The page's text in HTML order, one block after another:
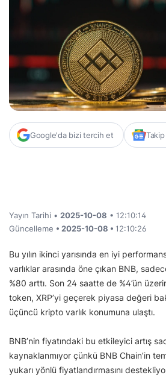
Google'da bizi tercih et
Yayın Tarihi • 2025-10-08 • 12:10:14
Güncelleme • 2025-10-08 • 12:10:26
Bu yılın ikinci yarısında en iyi
varlıklar arasında öne çıkan BNB,
%80 arttı. Son 24 saatte de %4’ün
token, XRP’yi geçerek piyasa değeri
üçüncü kripto varlık konumuna ulaştı.
BNB’nin fiyatındaki bu etkileyici artış
kaynaklanmıyor çünkü BNB Chain’in
yukarı yönlü fiyatlandırmasını